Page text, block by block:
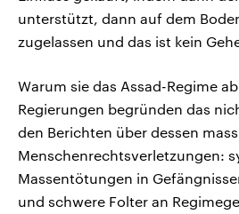
unterstützt, dann auf dem
zugelassen und das ist kein
Warum sie das Assad-Regime
Regierungen begründen das
den Berichten über dessen
Menschenrechtsverletzungen:
Massentötungen in
und schwere Folter an